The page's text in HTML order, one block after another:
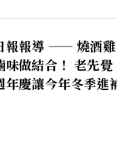
報報導 —— 燒酒
味做結合！ 老先
年慶讓今年冬季進